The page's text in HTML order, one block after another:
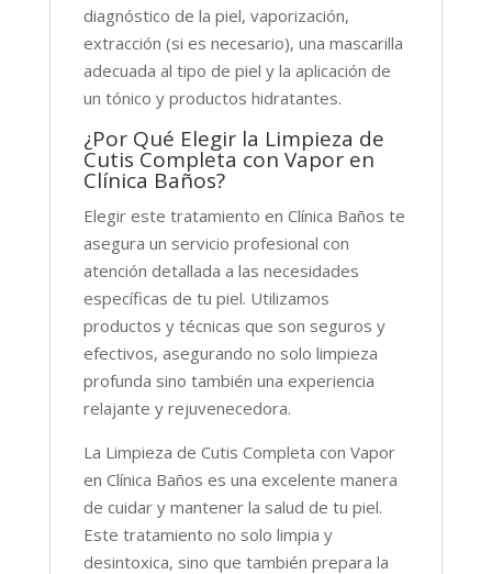
diagnóstico de la piel, vaporización,
extracción (si es necesario), una mascarilla
adecuada al tipo de piel y la aplicación de
un tónico y productos hidratantes.
¿Por Qué Elegir la Limpieza de
Cutis Completa con Vapor en
Clínica Baños?
Elegir este tratamiento en Clínica Baños te
asegura un servicio profesional con
atención detallada a las necesidades
específicas de tu piel. Utilizamos
productos y técnicas que son seguros y
efectivos, asegurando no solo limpieza
profunda sino también una experiencia
relajante y rejuvenecedora.
La Limpieza de Cutis Completa con Vapor
en Clínica Baños es una excelente manera
de cuidar y mantener la salud de tu piel.
Este tratamiento no solo limpia y
desintoxica, sino que también prepara la